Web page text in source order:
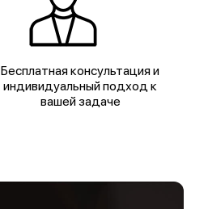
Бесплатная консультация и
индивидуальный подход к
вашей задаче